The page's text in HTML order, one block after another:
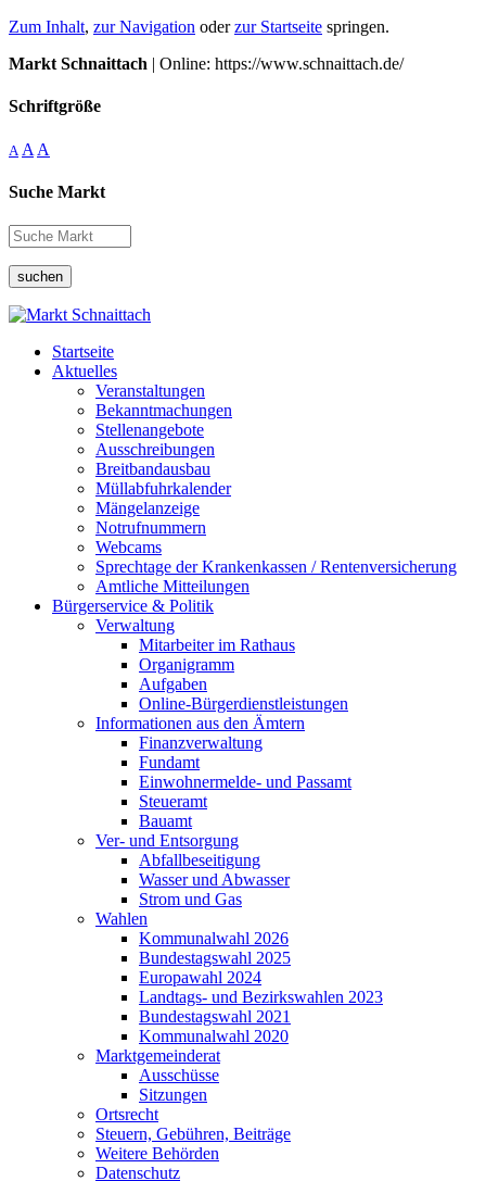
Zum Inhalt, zur Navigation oderzur Startseite springen.
Markt Schnaittach | Online: https://www.schnaittach.de/
Schriftgröße
A A A
Suche Markt
suchen
Startseite
Aktuelles
Veranstaltungen
Bekanntmachungen
Stellenangebote
Ausschreibungen
Breitbandausbau
Müllabfuhrkalender
Mängelanzeige
Notrufnummern
Webcams
Sprechtage der Krankenkassen / Rentenversicherung
Amtliche Mitteilungen
Bürgerservice & Politik
Verwaltung
Mitarbeiter im Rathaus
Organigramm
Aufgaben
Online-Bürgerdienstleistungen
Informationen aus den Ämtern
Finanzverwaltung
Fundamt
Einwohnermelde- und Passamt
Steueramt
Bauamt
Ver- und Entsorgung
Abfallbeseitigung
Wasser und Abwasser
Strom und Gas
Wahlen
Kommunalwahl 2026
Bundestagswahl 2025
Europawahl 2024
Landtags- und Bezirkswahlen 2023
Bundestagswahl 2021
Kommunalwahl 2020
Marktgemeinderat
Ausschüsse
Sitzungen
Ortsrecht
Steuern, Gebühren, Beiträge
Weitere Behörden
Datenschutz